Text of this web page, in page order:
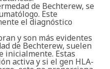
de Bechterew, se
Este
el diagnóstico
y son más evidentes
de Bechterew, suelen
inicialmente. Estas
activa y si el gen HLA-